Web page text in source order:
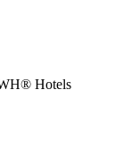
Hotels